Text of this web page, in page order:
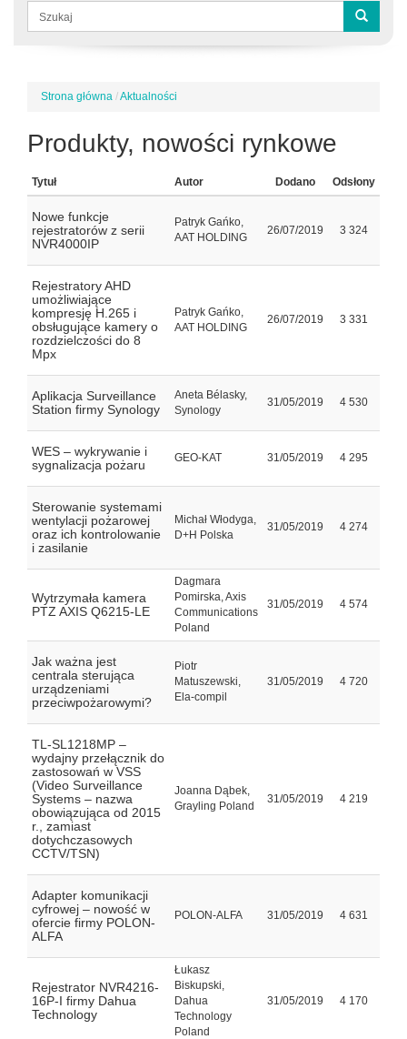
Formularz
wyszukiwania
Jesteś
Strona główna /Aktualności
Produkty, nowości rynkowe
Tytuł Autor Dodano Odsłony
Nowe funkcje
rejestratorów z serii
NVR4000IP
Patryk Gańko,
AAT HOLDING
26/07/2019 3 324
Rejestratory AHD
umożliwiające
kompresję H.265 i
obsługujące kamery o
rozdzielczości do 8
Mpx
Patryk Gańko,
AAT HOLDING
26/07/2019 3 331
Aplikacja Surveillance
Station firmy Synology
Aneta Bélasky,
Synology
31/05/2019 4 530
WES – wykrywanie i
sygnalizacja pożaru
GEO-KAT 31/05/2019 4 295
Sterowanie systemami
wentylacji pożarowej
oraz ich kontrolowanie
i zasilanie
Michał Włodyga,
D+H Polska
31/05/2019 4 274
Wytrzymała kamera
PTZ AXIS Q6215-LE
Dagmara
Pomirska, Axis
Communications
Poland
31/05/2019 4 574
Jak ważna jest
centrala sterująca
urządzeniami
przeciwpożarowymi?
Piotr
Matuszewski,
Ela-compil
31/05/2019 4 720
TL-SL1218MP –
wydajny przełącznik do
zastosowań w VSS
(Video Surveillance
Systems – nazwa
obowiązująca od 2015
r., zamiast
dotychczasowych
CCTV/TSN)
Joanna Dąbek,
Grayling Poland
31/05/2019 4 219
Adapter komunikacji
cyfrowej – nowość w
ofercie firmy POLON-
ALFA
POLON-ALFA 31/05/2019 4 631
Rejestrator NVR4216-
16P-I firmy Dahua
Technology
Łukasz
Biskupski,
Dahua
Technology
Poland
31/05/2019 4 170